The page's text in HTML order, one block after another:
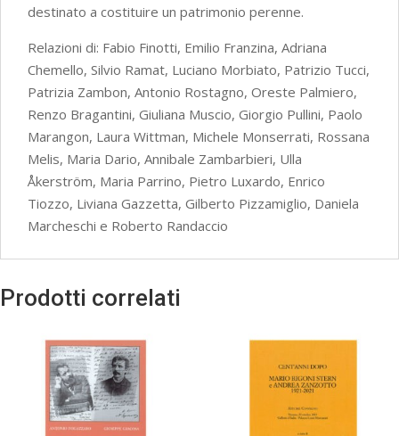
destinato a costituire un patrimonio perenne.
Relazioni di: Fabio Finotti, Emilio Franzina, Adriana
Chemello, Silvio Ramat, Luciano Morbiato, Patrizio Tucci,
Patrizia Zambon, Antonio Rostagno, Oreste Palmiero,
Renzo Bragantini, Giuliana Muscio, Giorgio Pullini, Paolo
Marangon, Laura Wittman, Michele Monserrati, Rossana
Melis, Maria Dario, Annibale Zambarbieri, Ulla
Åkerström, Maria Parrino, Pietro Luxardo, Enrico
Tiozzo, Liviana Gazzetta, Gilberto Pizzamiglio, Daniela
Marcheschi e Roberto Randaccio
Prodotti correlati